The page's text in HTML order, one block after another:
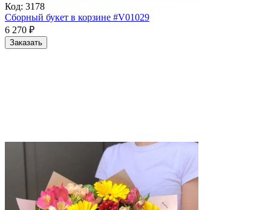
Код: 3178
Сборный букет в корзине #V01029
6 270 ₽
Заказать